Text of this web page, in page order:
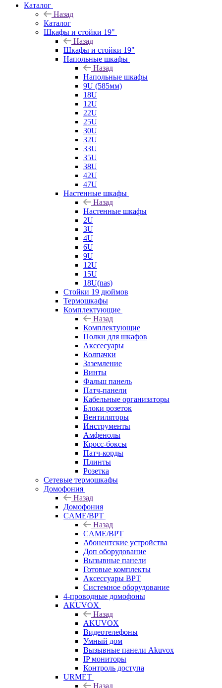
Каталог
Назад
Каталог
Шкафы и стойки 19"
Назад
Шкафы и стойки 19"
Напольные шкафы
Назад
Напольные шкафы
9U (585мм)
18U
12U
22U
25U
30U
32U
33U
35U
38U
42U
47U
Настенные шкафы
Назад
Настенные шкафы
2U
3U
4U
6U
9U
12U
15U
18U(nas)
Стойки 19 дюймов
Термошкафы
Комплектующие
Назад
Комплектующие
Полки для шкафов
Акссесуары
Колпачки
Заземление
Винты
Фальш панель
Патч-панели
Кабельные организаторы
Блоки розеток
Вентиляторы
Инструменты
Амфенолы
Кросс-боксы
Патч-корды
Плинты
Розетка
Сетевые термошкафы
Домофония
Назад
Домофония
CAME/BPT
Назад
CAME/BPT
Абонентские устройства
Доп оборудование
Вызывные панели
Готовые комплекты
Аксессуары BPT
Системное оборудование
4-проводные домофоны
AKUVOX
Назад
AKUVOX
Видеотелефоны
Умный дом
Вызывные панели Akuvox
IP мониторы
Контроль доступа
URMET
Назад